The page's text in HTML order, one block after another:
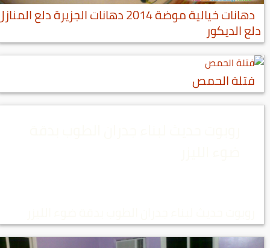
دهانات خيالية موضة 2014 دهانات الجزيرة دلع
دلع الديكور
فتلة الحمص